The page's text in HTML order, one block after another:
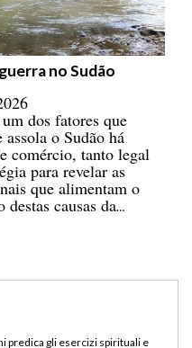
no Sudão
dos fatores que
o Sudão há
comércio, tanto legal
para revelar as
que alimentam o
causas da
partecipano dal 26 agosto al 3